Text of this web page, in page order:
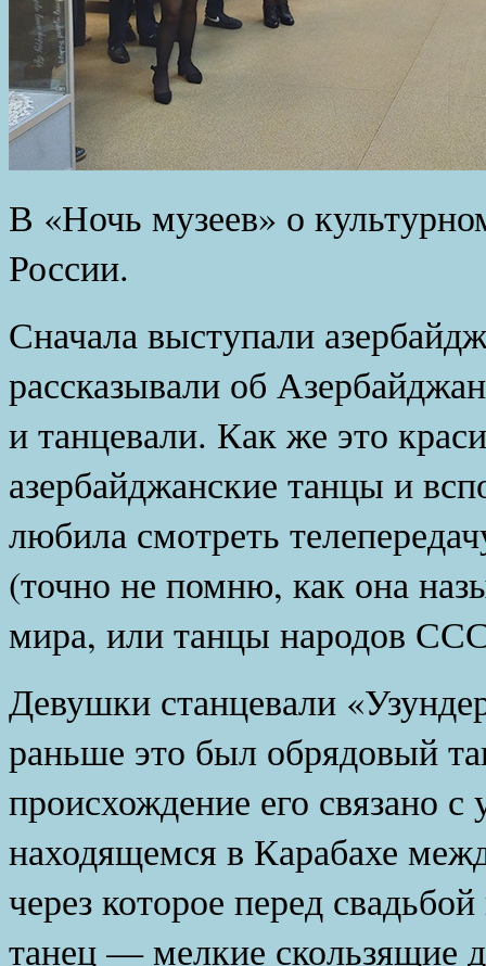
В «Ночь музеев» о
России.
Сначала выступали
рассказывали об
и танцевали. Как же это
азербайджанские танцы и
любила смотреть
(точно не помню, как она
мира, или танцы народов
Девушки станцевали
раньше это был обрядовый
происхождение его связано
находящемся в Карабахе
через которое перед
танец — мелкие скользящие